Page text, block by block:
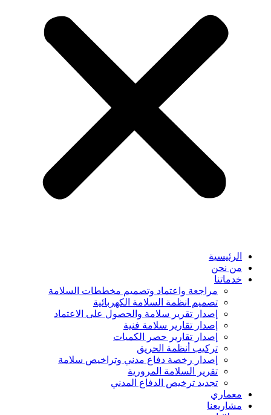
الرئيسية
من نحن
خدماتنا
مراجعة واعتماد وتصميم مخططات السلامة
تصميم انظمة السلامة الكهربائية
إصدار تقرير سلامة والحصول على الاعتماد
إصدار تقارير سلامة فنية
إصدار تقارير حصر الكميات
تركيب أنظمة الحريق
إصدار رخصة دفاع مدني وتراخيص سلامة
تقرير السلامة المرورية
تجديد ترخيص الدفاع المدني
معماري
مشاريعنا